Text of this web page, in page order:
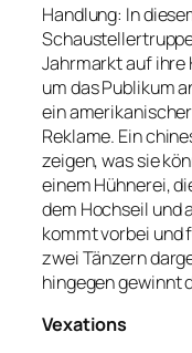
Handlung: In
Jahrmarkt auf ihre
um das Publikum
ein
Reklame. Ein
zeigen, was sie
einem Hühnerei,
dem Hochseil und
kommt vorbei und
zwei Tänzern
hingegen gewinnt
Vexations